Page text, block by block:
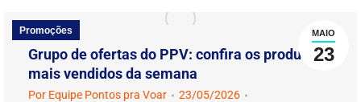
MAIO
23
Promoções
Grupo de ofertas do PPV: confira os produtos
mais vendidos da semana
Por Equipe Pontos pra Voar
23/05/2026